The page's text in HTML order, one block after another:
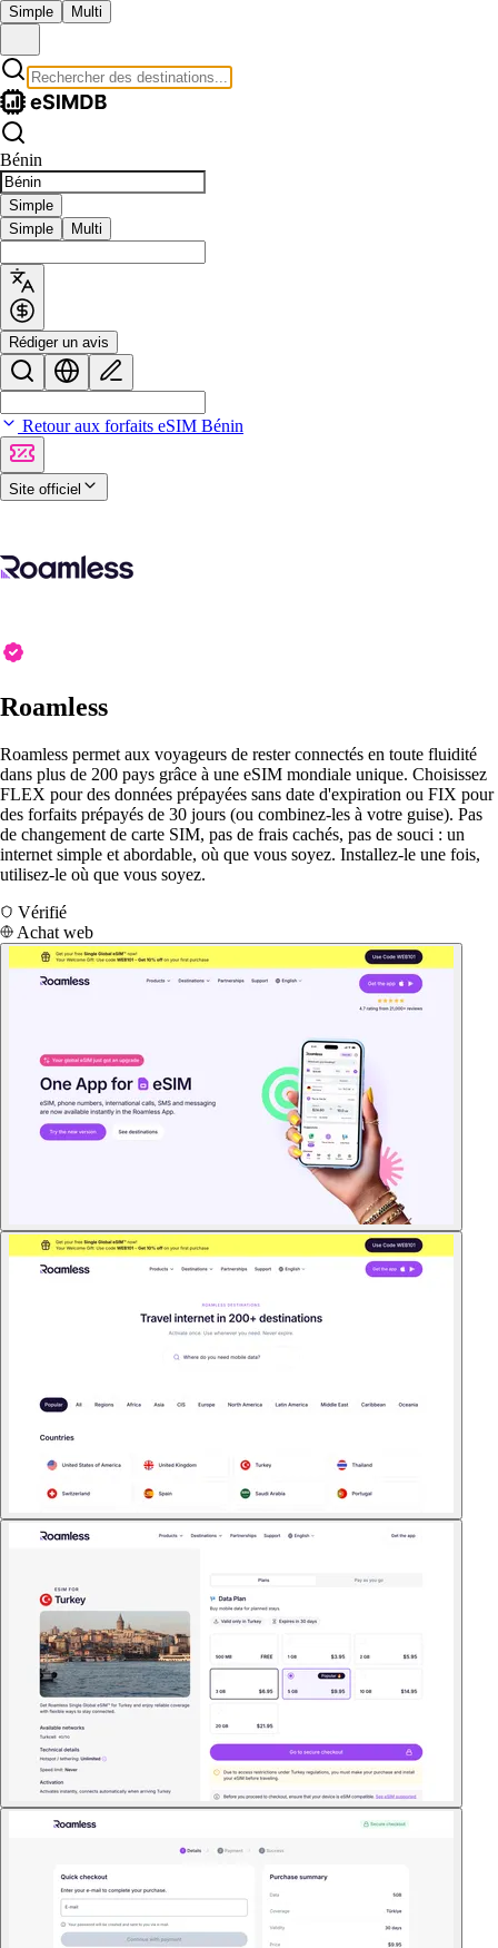
Simple Multi
Bénin
Simple
Simple
Multi
Rédiger un avis
Retour aux forfaits eSIM Bénin
Site officiel
Roamless
Roamless permet aux voyageurs de rester connectés en toute fluidité
dans plus de 200 pays grâce à une eSIM mondiale unique. Choisissez
FLEX pour des données prépayées sans date d'expiration ou FIX pour
des forfaits prépayés de 30 jours (ou combinez-les à votre guise). Pas
de changement de carte SIM, pas de frais cachés, pas de souci : un
internet simple et abordable, où que vous soyez. Installez-le une fois,
utilisez-le où que vous soyez.
Vérifié
Achat web